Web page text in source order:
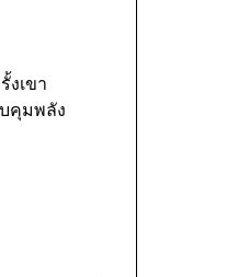
งเขา
คุมพลัง